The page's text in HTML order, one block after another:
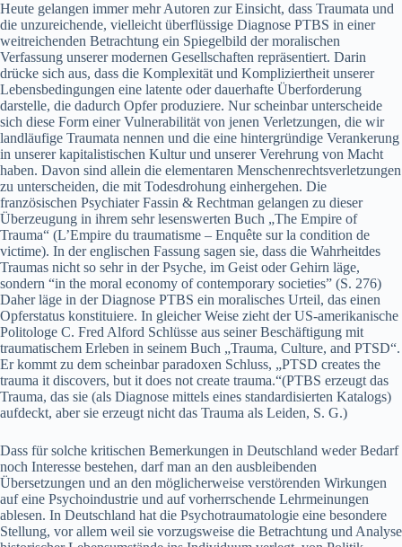
Heute gelangen immer mehr Autoren zur Einsicht, dass Traumata und
die unzureichende, vielleicht überflüssige Diagnose PTBS in einer
weitreichenden Betrachtung ein Spiegelbild der moralischen
Verfassung unserer modernen Gesellschaften repräsentiert. Darin
drücke sich aus, dass die Komplexität und Kompliziertheit unserer
Lebensbedingungen eine latente oder dauerhafte Überforderung
darstelle, die dadurch Opfer produziere. Nur scheinbar unterscheide
sich diese Form einer Vulnerabilität von jenen Verletzungen, die wir
landläufige Traumata nennen und die eine hintergründige Verankerung
in unserer kapitalistischen Kultur und unserer Verehrung von Macht
haben. Davon sind allein die elementaren Menschenrechtsverletzungen
zu unterscheiden, die mit Todesdrohung einhergehen. Die
französischen Psychiater Fassin & Rechtman gelangen zu dieser
Überzeugung in ihrem sehr lesenswerten Buch „The Empire of
Trauma“ (L’Empire du traumatisme – Enquête sur la condition de
victime). In der englischen Fassung sagen sie, dass die Wahrheitdes
Traumas nicht so sehr in der Psyche, im Geist oder Gehirn läge,
sondern “in the moral economy of contemporary societies” (S. 276)
Daher läge in der Diagnose PTBS ein moralisches Urteil, das einen
Opferstatus konstituiere. In gleicher Weise zieht der US-amerikanische
Politologe C. Fred Alford Schlüsse aus seiner Beschäftigung mit
traumatischem Erleben in seinem Buch „Trauma, Culture, and PTSD“.
Er kommt zu dem scheinbar paradoxen Schluss, „PTSD creates the
trauma it discovers, but it does not create trauma.“(PTBS erzeugt das
Trauma, das sie (als Diagnose mittels eines standardisierten Katalogs)
aufdeckt, aber sie erzeugt nicht das Trauma als Leiden, S. G.)
Dass für solche kritischen Bemerkungen in Deutschland weder Bedarf
noch Interesse bestehen, darf man an den ausbleibenden
Übersetzungen und an den möglicherweise verstörenden Wirkungen
auf eine Psychoindustrie und auf vorherrschende Lehrmeinungen
ablesen. In Deutschland hat die Psychotraumatologie eine besondere
Stellung, vor allem weil sie vorzugsweise die Betrachtung und Analyse